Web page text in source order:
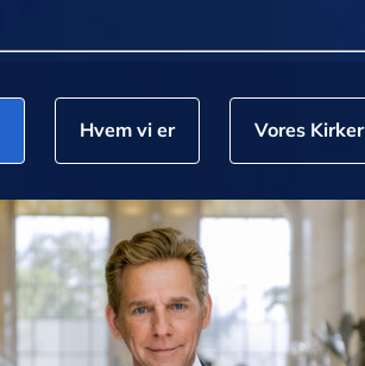
Hvem vi er Vores Kirker